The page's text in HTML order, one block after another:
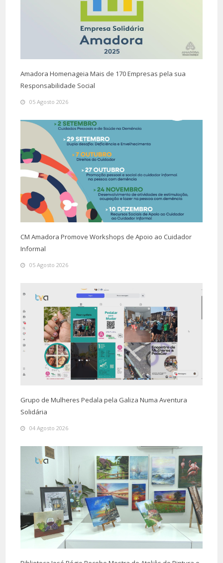
Amadora Homenageia Mais de 170 Empresas pela sua
Responsabilidade Social
05 Agosto 2026
CM Amadora Promove Workshops de Apoio ao Cuidador
Informal
05 Agosto 2026
Grupo de Mulheres Pedala pela Galiza Numa Aventura
Solidária
04 Agosto 2026